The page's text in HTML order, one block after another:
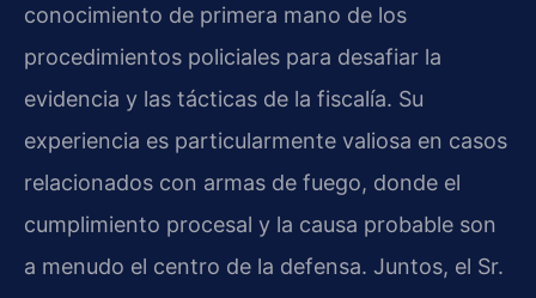
conocimiento de primera mano de los
procedimientos policiales para desafiar la
evidencia y las tácticas de la fiscalía. Su
experiencia es particularmente valiosa en casos
relacionados con armas de fuego, donde el
cumplimiento procesal y la causa probable son
a menudo el centro de la defensa. Juntos, el Sr.